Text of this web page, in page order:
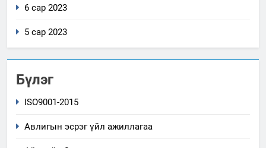
6 сар 2023
5 сар 2023
Бүлэг
ISO9001-2015
Авлигын эсрэг үйл ажиллагаа